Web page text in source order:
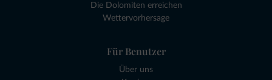
Die Dolomiten erreichen
Wettervorhersage
Für Benutzer
Über uns